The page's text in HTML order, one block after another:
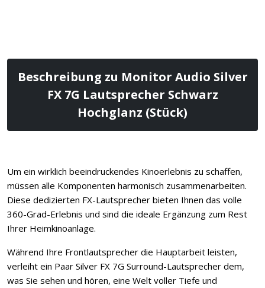
Beschreibung zu Monitor Audio Silver
FX 7G Lautsprecher Schwarz
Hochglanz (Stück)
Um ein wirklich beeindruckendes Kinoerlebnis zu schaffen,
müssen alle Komponenten harmonisch zusammenarbeiten.
Diese dedizierten FX-Lautsprecher bieten Ihnen das volle
360-Grad-Erlebnis und sind die ideale Ergänzung zum Rest
Ihrer Heimkinoanlage.
Während Ihre Frontlautsprecher die Hauptarbeit leisten,
verleiht ein Paar Silver FX 7G Surround-Lautsprecher dem,
was Sie sehen und hören, eine Welt voller Tiefe und